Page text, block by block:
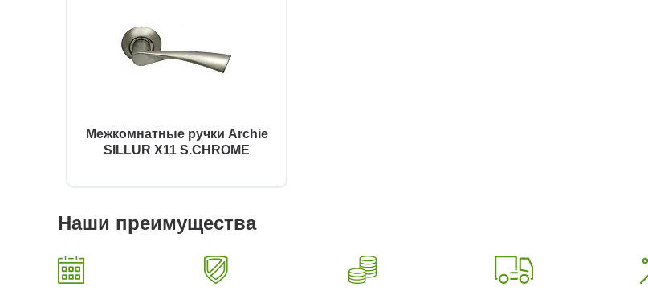
Межкомнатные ручки Archie
SILLUR X11 S.CHROME
Наши преимущества